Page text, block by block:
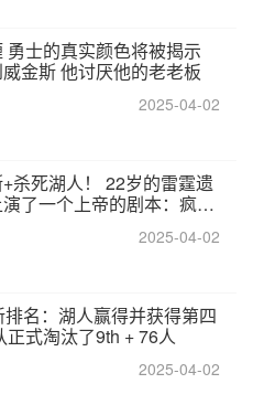
勇士的真实颜色将被揭示
金斯 他讨厌他的老老板
2025-04-02
杀死湖人！ 22岁的雷霆遗
了一个上帝的剧本：疯狂
2025-04-02
名：湖人赢得并获得第四
正式淘汰了9th + 76人
2025-04-02